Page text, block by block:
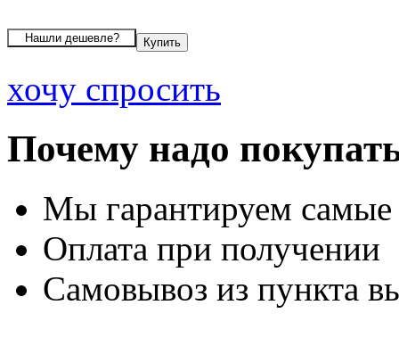
хочу спросить
Почему надо
Мы гарантируем
Оплата при получении
Самовывоз из пункта